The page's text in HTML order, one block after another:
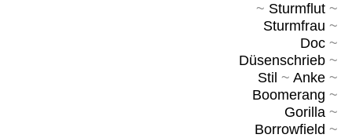
~ Sturmflut~
Sturmfrau ~
Doc~
Düsenschrieb~
Stil ~ Anke~
Boomerang ~
Gorilla~
Borrowfield ~